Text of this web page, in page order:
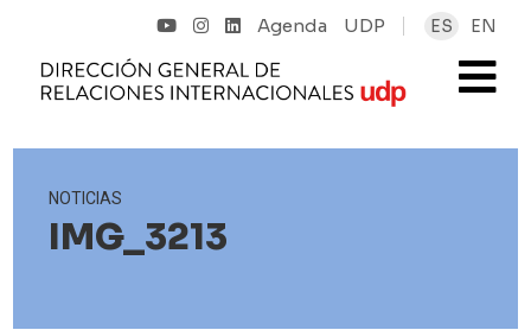
Agenda UDP ES EN
NOTICIAS
IMG_3213